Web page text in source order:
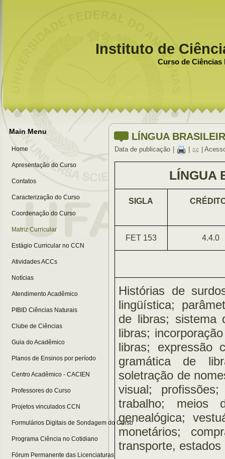
Instituto de
Curso de Ciências
Main Menu
Home
Apresentação do Curso
Contatos
Caracterização do Curso
Coordenação do Curso
Matriz Curricular
Estágio Curricular no CCN
Atividades ACCs
Notícias
Atendimento Acadêmico
PIBID Ciências Naturais
Clube de Ciências
Guia do Acadêmico
Planos de Ensinos por período
Centro Acadêmico - CACIEN
Professores do Curso
Projetos vinculados CCN
Formulários Digitais de Sondagem do Curso
Programa Ciência no Cotidiano
Fórum Permanente das Licenciaturas
LÍNGUA
Data de publicação |
LÍNGUA
SIGLA
FET 153 4.4.0
Histórias de
lingüística;
de libras; sistema
libras;
libras; expressão
gramática de
soletração de
visual;
trabalho; meios
genealógica;
monetários;
transporte,